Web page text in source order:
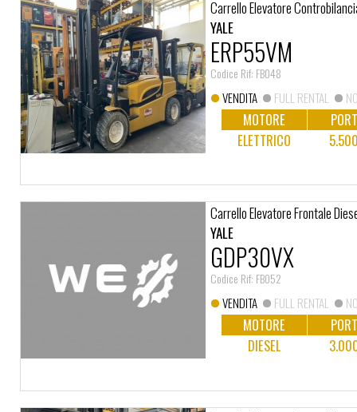
Carrello Elevatore
YALE
ERP55VM
Codice Rif: FB048
VENDITA FULL RENTAL
MOTORE
ELETTRICO
Carrello Elevatore Frontale
YALE
GDP30VX
Codice Rif: FB052
VENDITA FULL RENTAL
MOTORE
DIESEL